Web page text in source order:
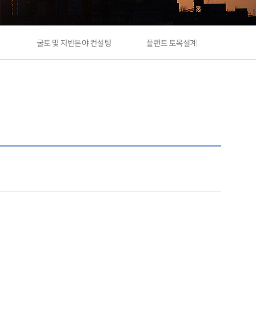
굴토 및 지반분야 컨설팅 플랜트 토목설계